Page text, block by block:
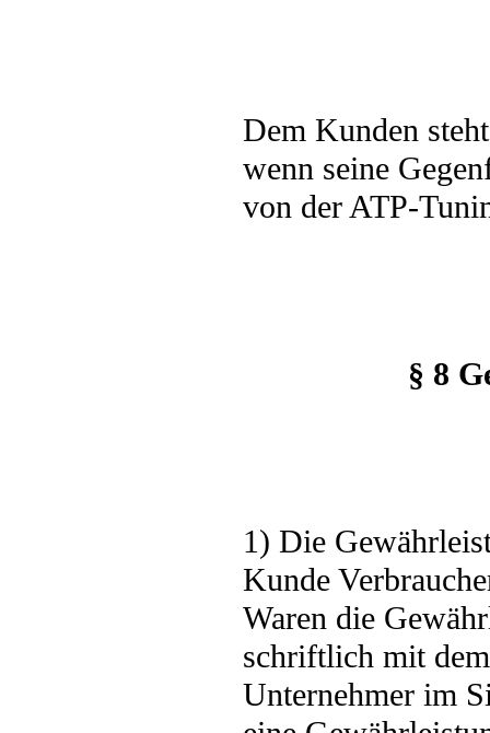
Dem Kunden
wenn seine
von der ATP-
§ 8
1) Die
Kunde
Waren die
schriftlich mit
Unternehmer im